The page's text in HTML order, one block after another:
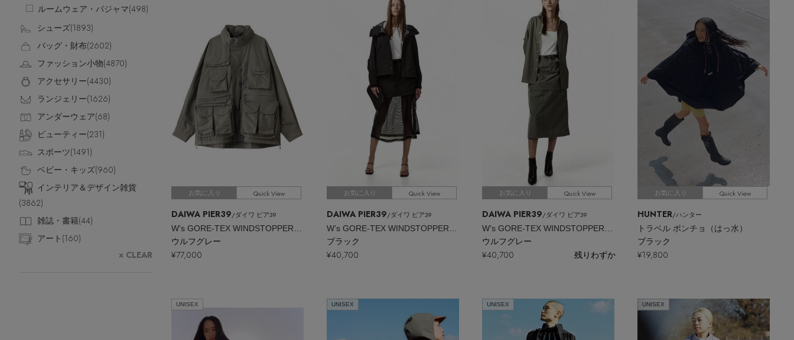
【限定】ここでしか買えないアイテム
【ペプラム】トレンドシルエット
『ELLE』最新号掲載
【ジュエリー】シルバーでクールに
カットソー・Tシャツ
ワンピース・チュニック
パンツ
スカート
ジャケット
ニット
コート
ルームウェア・パジャマ
サンダル
パンプス
スニーカー
フラットシューズ
レインシューズ
ブーツ
すべてのバッグ・財布
カゴバッグ
ショルダーバッグ
トートバッグ
ハンドバッグ
財布・小物
ボディバッグ・ウェストポーチ
クラッチバッグ
ボストンバッグ
スーツケース
ファッション小物
すべてのファッション小物
ストール・マフラー・ケープ
帽子・イヤーマフ
ヘアアクセサリー
スマートフォンケース・タブレットケース
アイウェア
ベルト
グローブ
レッグウェア
ポーチ
その他(傘・ハンカチ・時計など)
アクセサリー
ピアス・イヤリング
ネックレス
バングル・ブレスレット
リング
コサージュ・ブローチ
アンクレット
チャーム
ランジェリー
スポーツ
the Loop
ELLE SHOP APP
お気に入り Quick View
DAIWA PIER39/ダイワ ピア39
ウルフグレー
¥77,000
お気に入り Quick View
DAIWA PIER39/ダイワ ピア39
ブラック
¥40,700
お気に入り Quick View
DAIWA PIER39/ダイワ ピア39
ウルフグレー
¥40,700
残りわずか
お気に入り Quick View
HUNTER/ハンター
トラベル ポンチョ（はっ水）
ブラック
¥19,800
UNISEX UNISEX UNISEX UNISEX
ルームウェア・パジャマ(498)
シューズ(1893)
バッグ・財布(2602)
ファッション小物(4870)
アクセサリー(4430)
ランジェリー(1626)
アンダーウェア(68)
ビューティー(231)
スポーツ(1491)
ベビー・キッズ(960)
インテリア＆デザイン雑貨
(3862)
雑誌・書籍(44)
アート(160)
× CLEAR